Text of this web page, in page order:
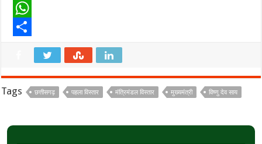
a
c
T
w
W
Tags छत्तीसगढ़ पहला विस्तार मंत्रिमंडल विस्तार मुख्यमंत्री विष्णु देव साय